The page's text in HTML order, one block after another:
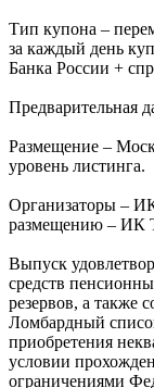
Тип купона –
за каждый день
Банка России +
Предварительная
Размещение –
уровень листинга.
Организаторы –
размещению – ИК
Выпуск
средств
резервов, а также
Ломбардный
приобретения
условии
ограничениями